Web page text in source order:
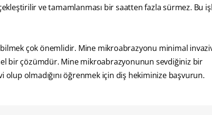
ve tamamlanması bir saatten fazla sürmez. Bu
çok önemlidir. Mine mikroabrazyonu minimal
bir çözümdür. Mine mikroabrazyonunun sevdiğiniz bir
olup olmadığını öğrenmek için diş hekiminize başvurun.